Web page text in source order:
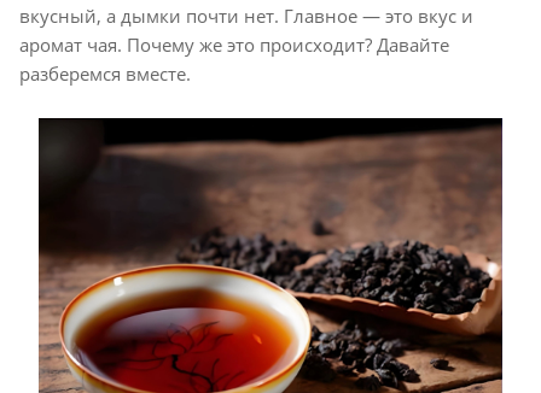
вкусный, а дымки почти нет. Главное — это вкус и
аромат чая. Почему же это происходит? Давайте
разберемся вместе.